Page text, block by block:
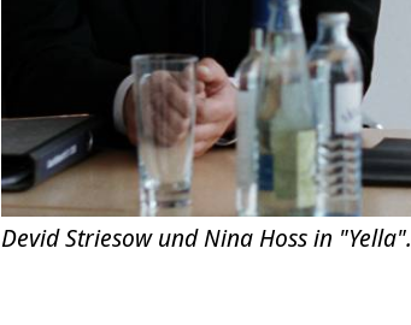
Devid Striesow und Nina Hoss in "Yella".